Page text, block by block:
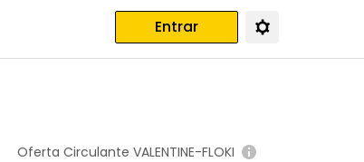
Entrar
Oferta Circulante VALENTINE-FLOKI